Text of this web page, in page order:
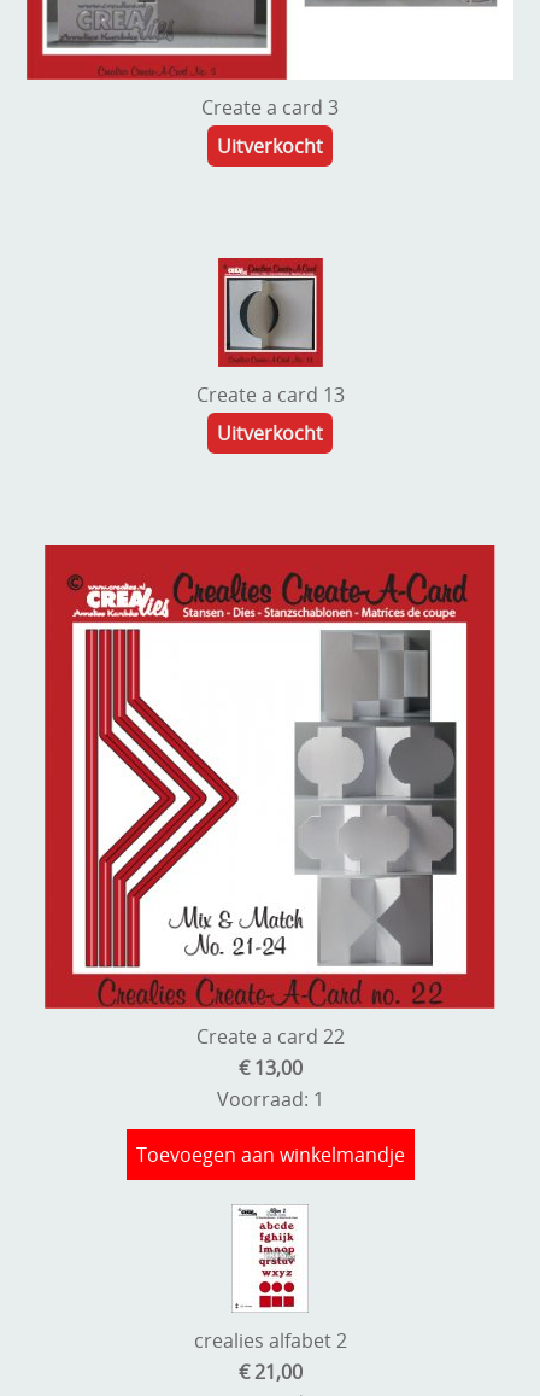
Create a card 3
Uitverkocht
Create a card 13
Uitverkocht
Create a card 22
€ 13,00
Voorraad: 1
Toevoegen aan winkelmandje
crealies alfabet 2
€ 21,00